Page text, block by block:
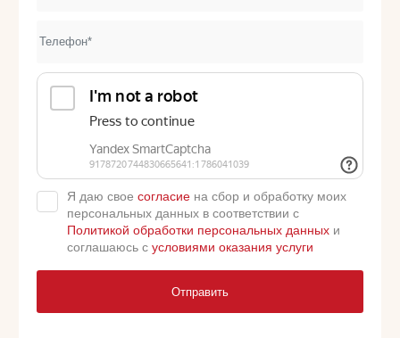
Я даю свое согласие на сбор и обработку моих
персональных данных в соответствии с
Политикой обработки персональных данных и
соглашаюсь с условиями оказания услуги
Отправить